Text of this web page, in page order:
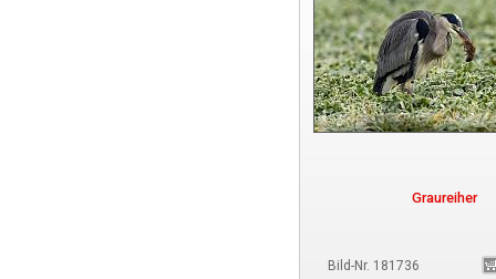
Graureiher
Bild-Nr. 181736